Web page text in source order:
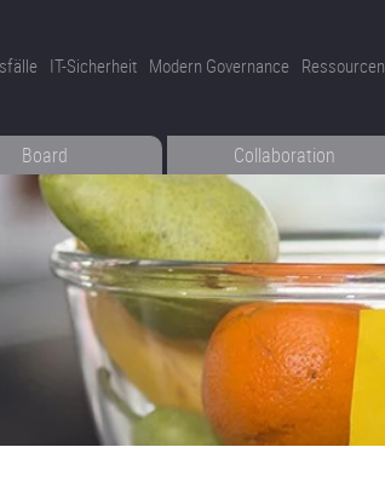
IT-Sicherheit Modern Governance Ressourcen
Board Collaboration